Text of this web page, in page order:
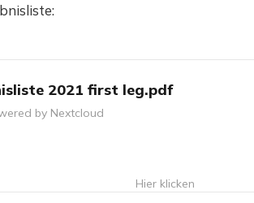
2021 first leg.pdf
by Nextcloud
Hier klicken